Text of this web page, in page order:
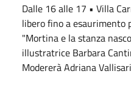
Dalle 16 alle 17 • Villa
libero fino a esaurimento
"Mortina e la stanza
illustratrice Barbara
Modererà Adriana